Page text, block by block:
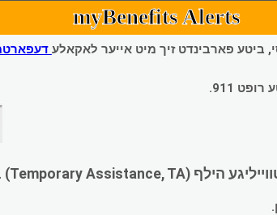
myBenefits Alerts
ביטע פארבינדט זיך מיט אייער לאקאלע
911.